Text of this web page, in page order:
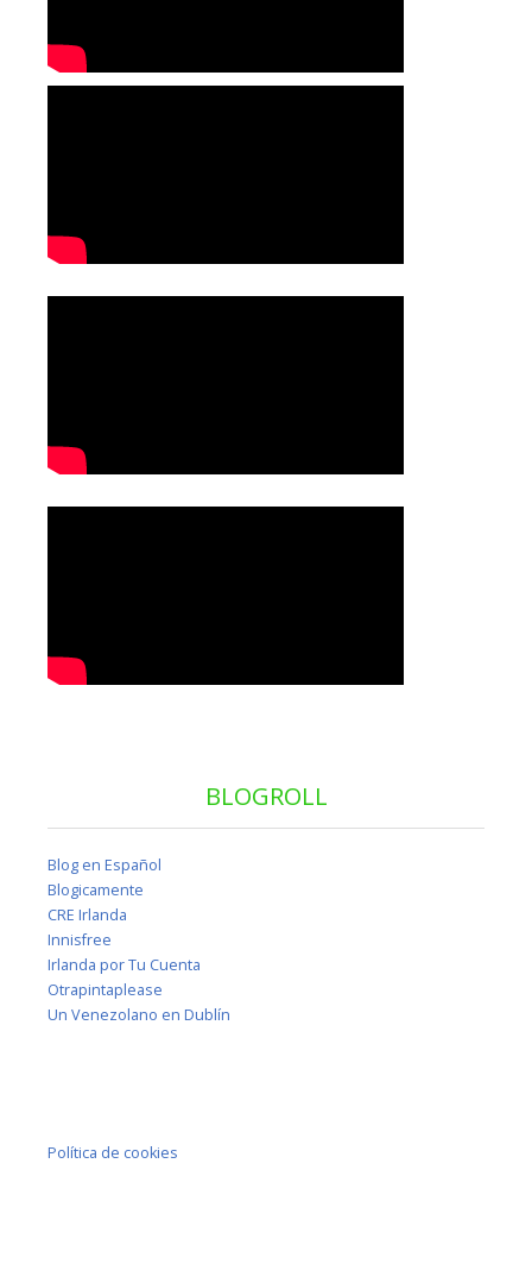
BLOGROLL
Blog en Español
Blogicamente
CRE Irlanda
Innisfree
Irlanda por Tu Cuenta
Otrapintaplease
Un Venezolano en Dublín
Política de cookies